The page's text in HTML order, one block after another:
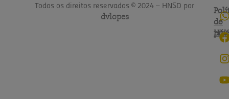
Todos os direitos reservados © 2024 – HNSD por
dvlopes
de
do